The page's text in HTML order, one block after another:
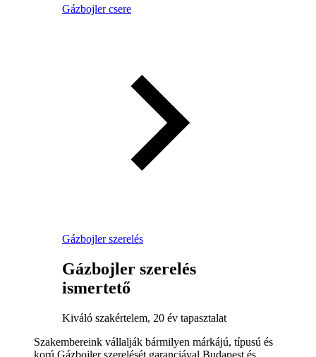
Gázbojler csere
Gázbojler szerelés
Gázbojler szerelés
ismertető
Kiváló szakértelem, 20 év tapasztalat
Szakembereink vállalják bármilyen márkájú, típusú és
korú Gázbojler szerelését garanciával Budapest és